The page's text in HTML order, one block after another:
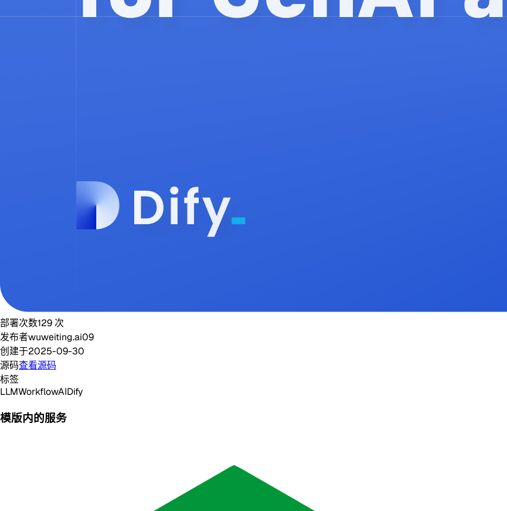
部署次数129 次
发布者wuweiting.ai09
创建于2025-09-30
源码查看源码
标签
LLMWorkflowAIDify
模版内的服务